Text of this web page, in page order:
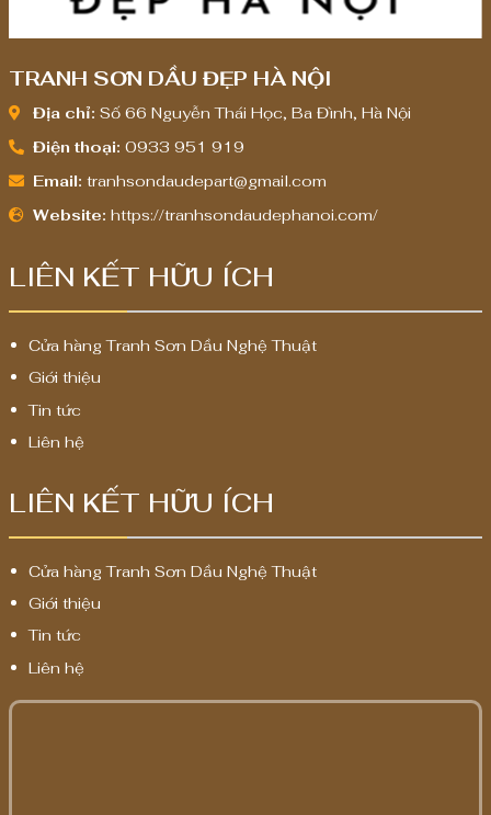
₫
TRANH SƠN DẦU ĐẸP HÀ NỘI
Địa chỉ: Số 66 Nguyễn Thái Học, Ba Đình, Hà Nội
Điện thoại: 0933 951 919
Email: tranhsondaudepart@gmail.com
Website: https://tranhsondaudephanoi.com/
LIÊN KẾT HỮU ÍCH
Cửa hàng Tranh Sơn Dầu Nghệ Thuật
Giới thiệu
Tin tức
Liên hệ
LIÊN KẾT HỮU ÍCH
Cửa hàng Tranh Sơn Dầu Nghệ Thuật
Giới thiệu
Tin tức
Liên hệ